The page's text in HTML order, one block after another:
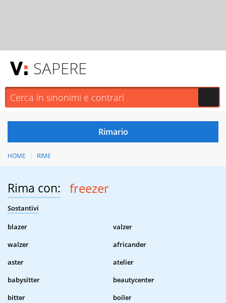
SAPERE
HOME RIME
Rima con: freezer
Sostantivi
blazer
valzer
walzer
africander
aster
atelier
babysitter
beautycenter
bitter
boiler